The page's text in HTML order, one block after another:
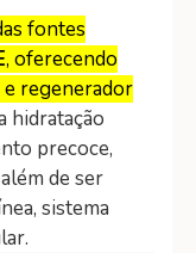
fontes
, oferecendo
regenerador
hidratação
precoce,
de ser
sistema